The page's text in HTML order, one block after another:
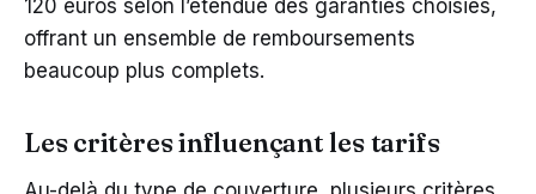
120 euros selon l’étendue des garanties choisies,
offrant un ensemble de remboursements
beaucoup plus complets.
Les critères influençant les tarifs